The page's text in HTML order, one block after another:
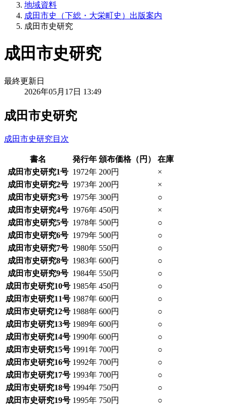
地域資料
成田市史（下総・大栄町史）出版案内
成田市史研究
成田市史研究
最終更新日
2026年05月17日 13:49
成田市史研究
成田市史研究目次
書名 発行年 頒布価格（円）
在庫
成田市史研究1号 1972年 200円
×
成田市史研究2号 1973年 200円
×
成田市史研究3号 1975年 300円
○
成田市史研究4号 1976年 450円
×
成田市史研究5号 1978年 500円
○
成田市史研究6号 1979年 500円
○
成田市史研究7号 1980年 550円
○
成田市史研究8号 1983年 600円
○
成田市史研究9号 1984年 550円
○
成田市史研究10号 1985年 450円
○
成田市史研究11号 1987年 600円
○
成田市史研究12号 1988年 600円
○
成田市史研究13号 1989年 600円
○
成田市史研究14号 1990年 600円
○
成田市史研究15号 1991年 700円
○
成田市史研究16号 1992年 700円
○
成田市史研究17号 1993年 700円
○
成田市史研究18号 1994年 750円
○
成田市史研究19号 1995年 750円
○